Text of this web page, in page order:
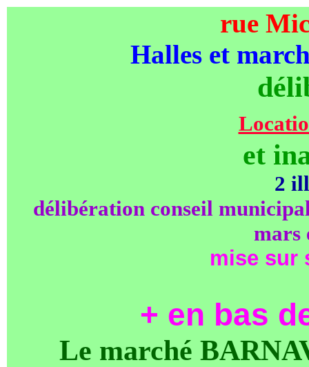
rue
Halles et
et
2
délibération conseil
mars
mise sur
+ en bas
Le marché